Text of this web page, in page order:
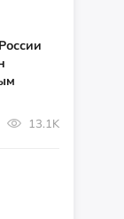
13.1K